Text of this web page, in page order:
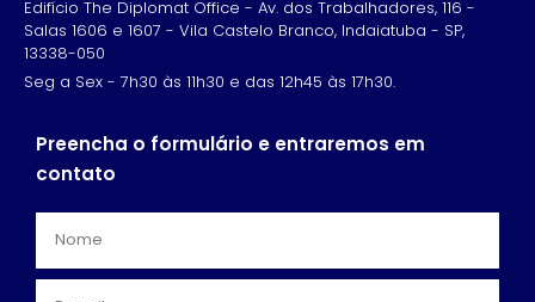
Edifício The Diplomat Office - Av. dos Trabalhadores, 116 -
Salas 1606 e 1607 - Vila Castelo Branco, Indaiatuba - SP,
13338-050
Seg a Sex - 7h30 às 11h30 e das 12h45 às 17h30.
Preencha o formulário e entraremos em
contato